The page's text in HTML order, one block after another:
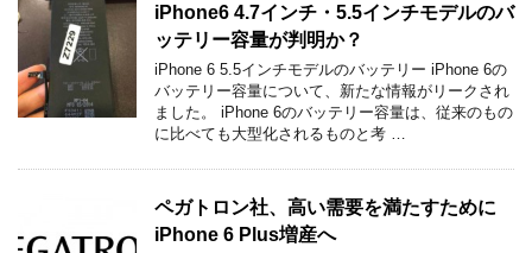
iPhone6 4.7インチ・5.5インチモデルのバ
ッテリー容量が判明か？
iPhone 6 5.5インチモデルのバッテリー iPhone 6の
バッテリー容量について、新たな情報がリークされ
ました。 iPhone 6のバッテリー容量は、従来のもの
に比べても大型化されるものと考 …
ペガトロン社、高い需要を満たすために
iPhone 6 Plus増産へ